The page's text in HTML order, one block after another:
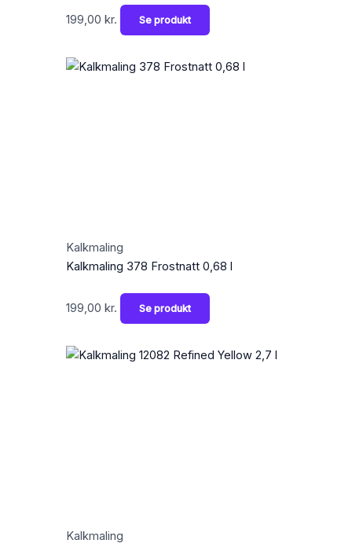
199,00 kr. Se produkt
Kalkmaling
Kalkmaling 378 Frostnatt 0,68 l
199,00 kr. Se produkt
Kalkmaling